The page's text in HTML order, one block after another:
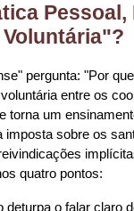
Pessoal,
Voluntária"?
pergunta: "Por
entre os
torna um
imposta sobre os
quatro pontos:
deturpa o falar claro